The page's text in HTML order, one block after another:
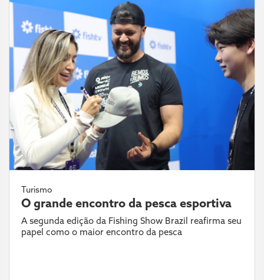
Turismo
O grande encontro da pesca esportiva
A segunda edição da Fishing Show Brazil reafirma seu
papel como o maior encontro da pesca